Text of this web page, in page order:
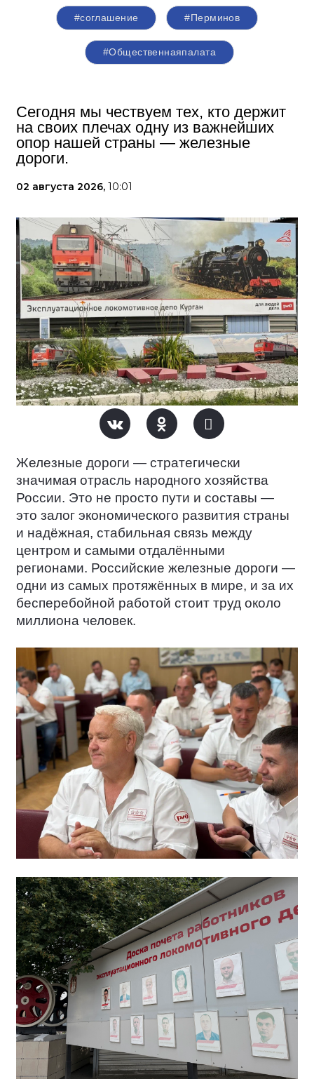
#соглашение #Перминов
#Общественнаяпалата
Сегодня мы чествуем тех, кто держит
на своих плечах одну из важнейших
опор нашей страны — железные
дороги.
02 августа 2026, 10:01
Железные дороги — стратегически
значимая отрасль народного хозяйства
России. Это не просто пути и составы —
это залог экономического развития страны
и надёжная, стабильная связь между
центром и самыми отдалёнными
регионами. Российские железные дороги —
одни из самых протяжённых в мире, и за их
бесперебойной работой стоит труд около
миллиона человек.